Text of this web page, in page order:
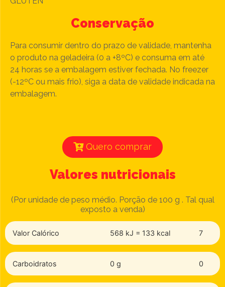
Conservação
Para consumir dentro do prazo de validade, mantenha
o produto na geladeira (0 a +8ºC) e consuma em até
24 horas se a embalagem estiver fechada. No freezer
(-12ºC ou mais frio), siga a data de validade indicada na
embalagem.
Quero comprar
Valores nutricionais
(Por unidade de peso médio. Porção de 100 g . Tal qual
exposto a venda)
Valor Calórico 568 kJ = 133 kcal 7
Carboidratos 0 g 0